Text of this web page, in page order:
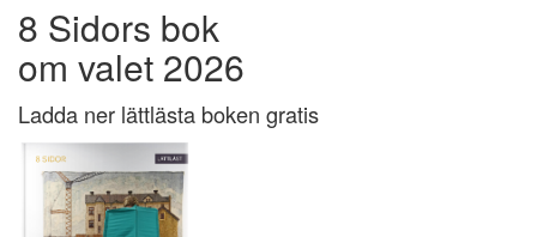
8 Sidors bok
om valet 2026
Ladda ner lättlästa boken gratis